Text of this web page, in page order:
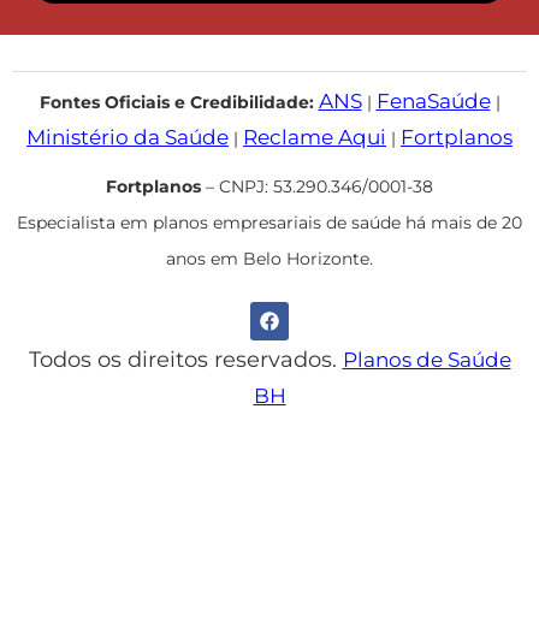
Fontes Oficiais e Credibilidade: ANS| FenaSaúde|
Ministério da Saúde | Reclame Aqui | Fortplanos
Fortplanos – CNPJ: 53.290.346/0001-38
Especialista em planos empresariais de saúde há mais de 20
anos em Belo Horizonte.
Todos os direitos reservados. Planos de Saúde
BH